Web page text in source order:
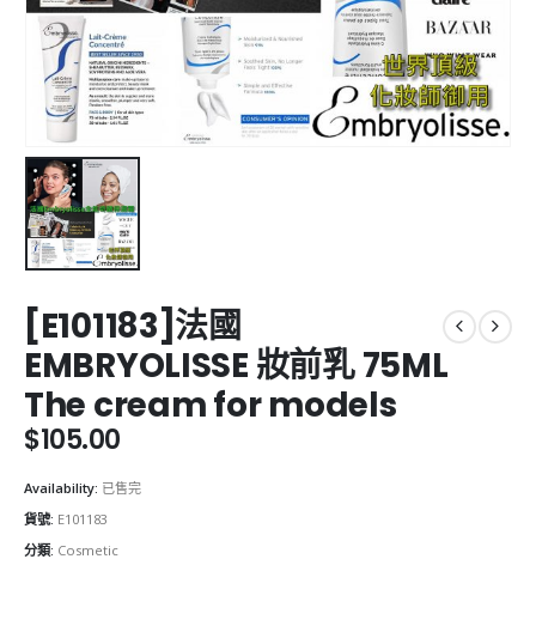
[E101183]法國
EMBRYOLISSE 妝前乳 75ML
The cream for models
$105.00
Availability: 已售完
貨號: E101183
分類: Cosmetic